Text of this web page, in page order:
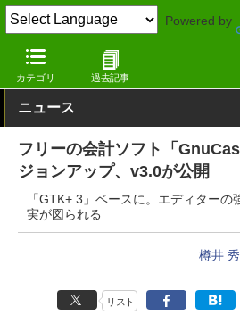
Powered by
カテゴリ 過去記事
窓の杜 オフィス・ドキュメント
ニュース
フリーの会計ソフト「
ジョンアップ、v3.0が公開
「GTK+ 3」ベースに。エディター
実が図られる
樽井
リスト